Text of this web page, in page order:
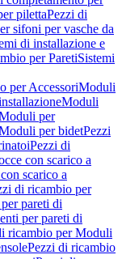
pilettaPezzi di
sifoni per vasche da
di installazione e
per ParetiSistemi
per AccessoriModuli
Moduli
per
per bidetPezzi
Pezzi di
con scarico a
scarico a
di ricambio per
pareti di
per pareti di
ricambio per Moduli
Pezzi di ricambio